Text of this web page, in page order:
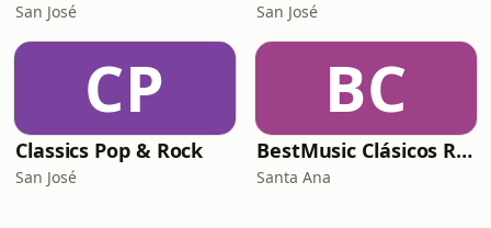
San José San José
CP
Classics Pop & Rock
San José
BC
BestMusic Clásicos Radio
Santa Ana